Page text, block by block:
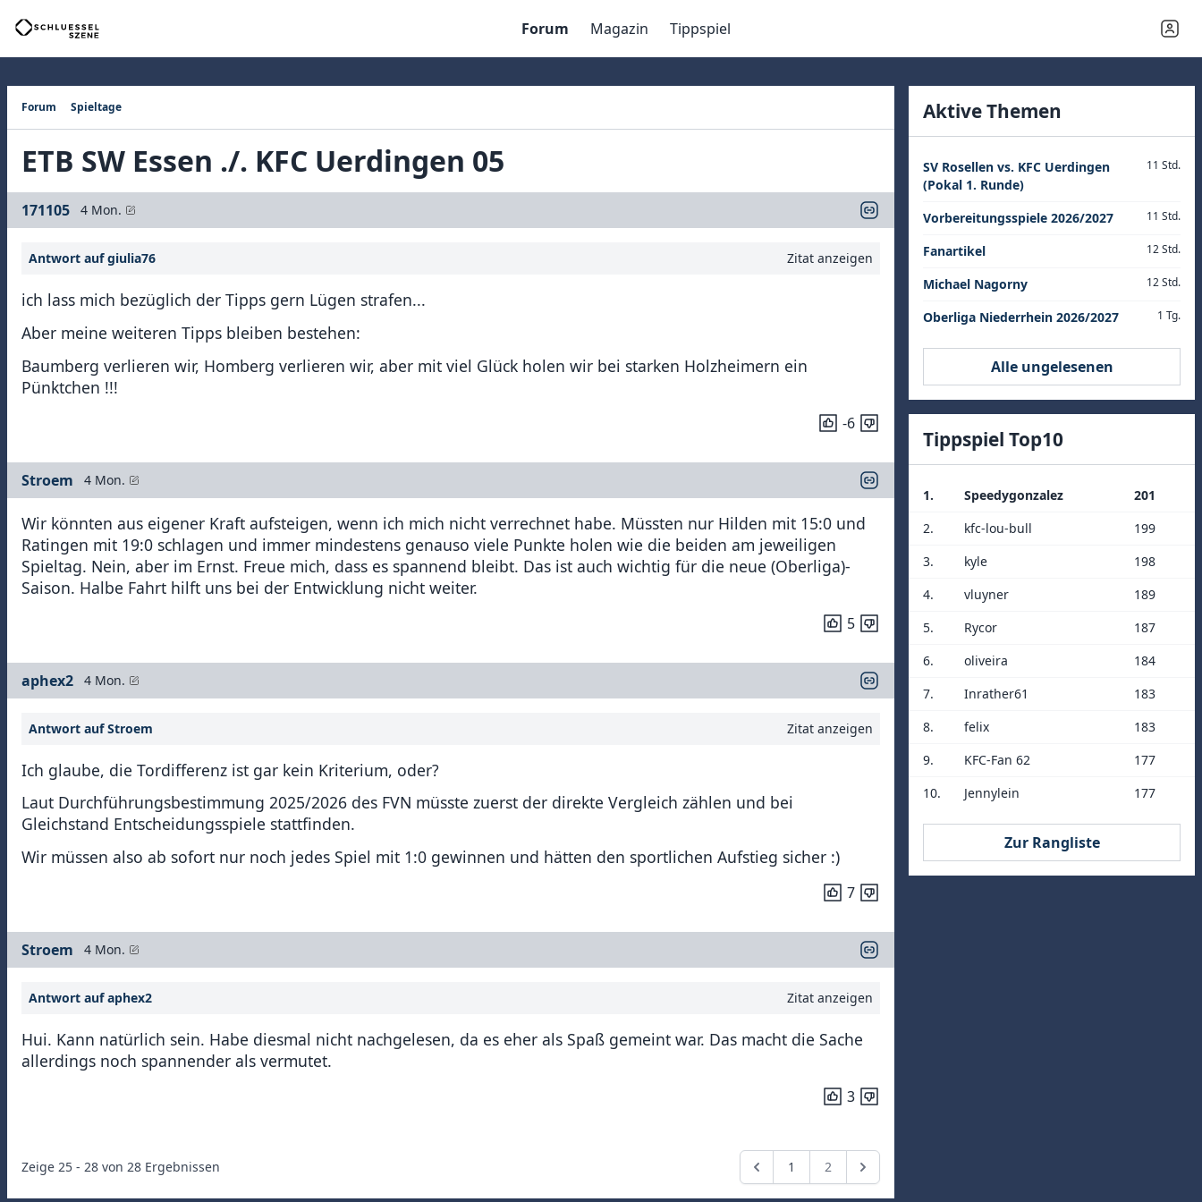
Forum Magazin Tippspiel
Forum Spieltage
ETB SW Essen ./. KFC Uerdingen 05
171105 4 Mon.
Antwort auf giulia76 Zitat anzeigen
ich lass mich bezüglich der Tipps gern Lügen strafen...
Aber meine weiteren Tipps bleiben bestehen:
Baumberg verlieren wir, Homberg verlieren wir, aber mit viel Glück holen wir bei starken Holzheimern ein
Pünktchen !!!
-6
Stroem 4 Mon.
Wir könnten aus eigener Kraft aufsteigen, wenn ich mich nicht verrechnet habe. Müssten nur Hilden mit 15:0 und
Ratingen mit 19:0 schlagen und immer mindestens genauso viele Punkte holen wie die beiden am jeweiligen
Spieltag. Nein, aber im Ernst. Freue mich, dass es spannend bleibt. Das ist auch wichtig für die neue (Oberliga)-
Saison. Halbe Fahrt hilft uns bei der Entwicklung nicht weiter.
5
aphex2 4 Mon.
Antwort auf Stroem Zitat anzeigen
Ich glaube, die Tordifferenz ist gar kein Kriterium, oder?
Laut Durchführungsbestimmung 2025/2026 des FVN müsste zuerst der direkte Vergleich zählen und bei
Gleichstand Entscheidungsspiele stattfinden.
Wir müssen also ab sofort nur noch jedes Spiel mit 1:0 gewinnen und hätten den sportlichen Aufstieg sicher :)
7
Stroem 4 Mon.
Antwort auf aphex2 Zitat anzeigen
Hui. Kann natürlich sein. Habe diesmal nicht nachgelesen, da es eher als Spaß gemeint war. Das macht die Sache
allerdings noch spannender als vermutet.
3
Zeige 25 - 28 von 28 Ergebnissen 1 2
Aktive Themen
SV Rosellen vs. KFC Uerdingen
(Pokal 1. Runde)
11 Std.
Vorbereitungsspiele 2026/2027 11 Std.
Fanartikel 12 Std.
Michael Nagorny 12 Std.
Oberliga Niederrhein 2026/2027 1 Tg.
Alle ungelesenen
Tippspiel Top10
1. Speedygonzalez
201
2.
kfc-lou-bull
199
3.
kyle
198
4.
vluyner
189
5.
Rycor
187
6.
oliveira
184
7.
Inrather61
183
8.
felix
183
9.
KFC-Fan 62
177
10.
Jennylein 177
Zur Rangliste